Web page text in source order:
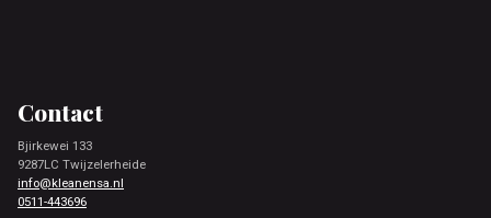
Contact
Bjirkewei 133
9287LC Twijzelerheide
info@kleanensa.nl
0511-443696